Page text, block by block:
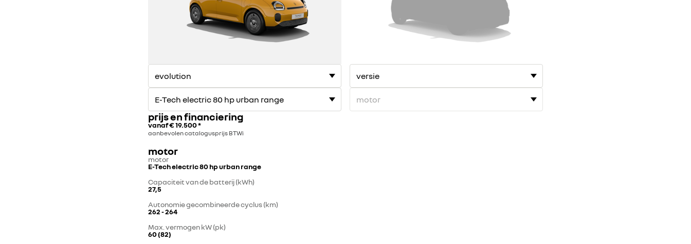
prijs en financiering
vanaf€ 19.500*
aanbevolen catalogusprijs BTWi
motor
motor
E-Tech electric 80 hp urban range
Capaciteit van de batterij (kWh)
27,5
Autonomie gecombineerde cyclus (km)
262 - 264
Max. vermogen kW (pk)
60 (82)